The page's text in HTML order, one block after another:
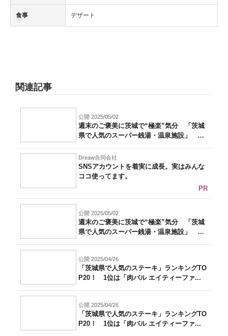
食事 デザート
関連記事
公開 2025/05/02
週末のご褒美に茨城で“極楽”気分 「茨城
県で人気のスーパー銭湯・温泉施設」 1
Dreaw合同会社
SNSアカウントを着実に成長。実はみんな
ココ使ってます。
PR
公開 2025/05/02
週末のご褒美に茨城で“極楽”気分 「茨城
県で人気のスーパー銭湯・温泉施設」 1
公開 2025/04/26
「茨城県で人気のステーキ」ランキングTO
P20！ 1位は「肉バル エイティーファ...
公開 2025/04/26
「茨城県で人気のステーキ」ランキングTO
P20！ 1位は「肉バル エイティーファ...